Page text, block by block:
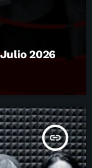
2026
insert_link